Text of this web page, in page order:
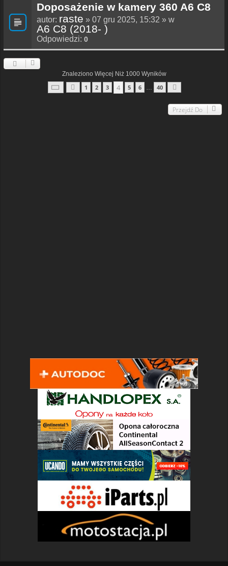
Doposażenie w kamery 360 A6 C8
autor: raste » 07 gru 2025, 15:32 » w
A6 C8 (2018- )
Odpowiedzi: 0
Znaleziono Więcej Niż 1000 Wyników
Strona Z 40
Poprzednia
1 2 3 4 5 6 40
Przejdź Do